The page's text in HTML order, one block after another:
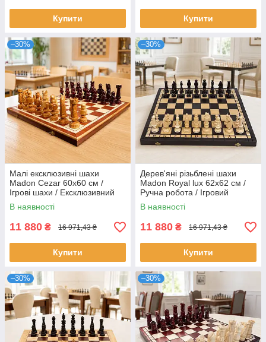
Купити Купити
–30%
Малі ексклюзивні шахи
Madon Cezar 60х60 см /
Ігрові шахи / Ексклюзивний
комплект
В наявності
11 880 ₴ 16 971,43 ₴
Купити
–30%
Дерев'яні різьблені шахи
Madon Royal lux 62х62 см /
Ручна робота / Ігровий
шаховий набір
В наявності
11 880 ₴ 16 971,43 ₴
Купити
–30% –30%